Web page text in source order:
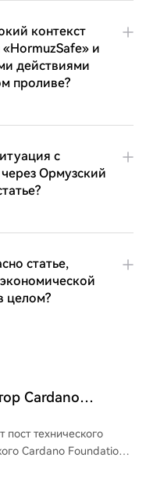
контекст
«HormuzSafe» и
действиями
проливе?
с
Ормузский
статье,
целом?
Cardano
технического
Cardano Foundation в